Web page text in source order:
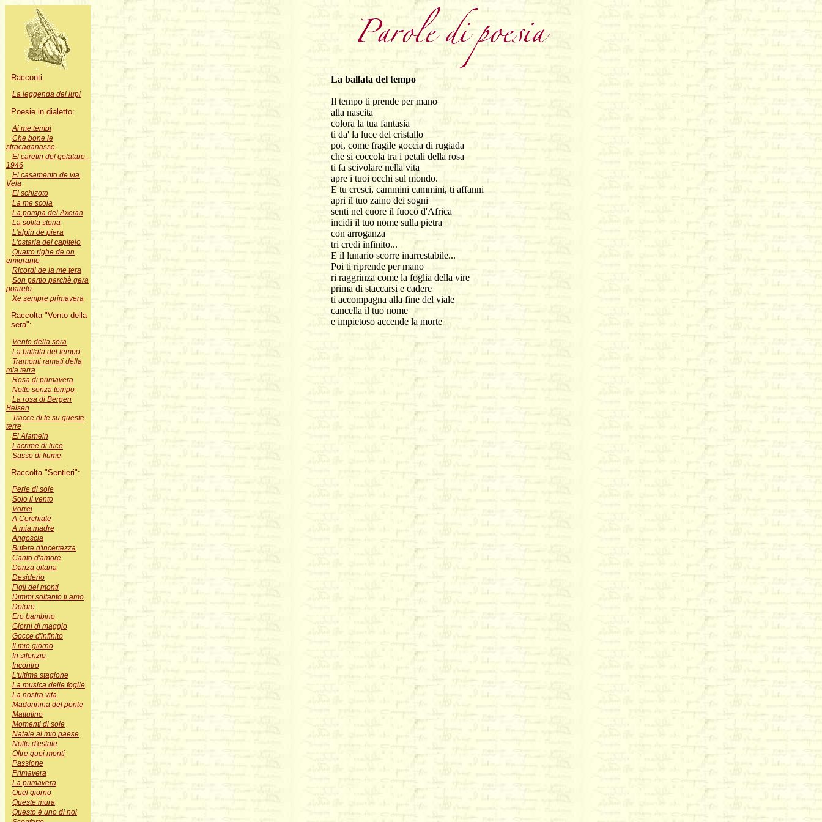
Racconti:
La leggenda dei lupi
Poesie in dialetto:
Ai me tempi
Che bone le
stracaganasse
El caretin del gelataro -
1946
El casamento de via
Vela
El schizoto
La me scola
La pompa del Axeian
La solita storia
L'alpin de piera
L'ostaria del capitelo
Quatro righe de on
emigrante
Ricordi de la me tera
Son partio parchè gera
poareto
Xe sempre primavera
Raccolta "Vento della
sera":
Vento della sera
La ballata del tempo
Tramonti ramati della
mia terra
Rosa di primavera
Notte senza tempo
La rosa di Bergen
Belsen
Tracce di te su queste
terre
El Alamein
Lacrime di luce
Sasso di fiume
Raccolta "Sentieri":
Perle di sole
Solo il vento
Vorrei
A Cerchiate
A mia madre
Angoscia
Bufere d'incertezza
Canto d'amore
Danza gitana
Desiderio
Figli dei monti
Dimmi soltanto ti amo
Dolore
Ero bambino
Giorni di maggio
Gocce d'infinito
Il mio giorno
In silenzio
Incontro
L'ultima stagione
La musica delle foglie
La nostra vita
Madonnina del ponte
Mattutino
Momenti di sole
Natale al mio paese
Notte d'estate
Oltre quei monti
Passione
Primavera
La primavera
Quel giorno
Queste mura
Questo è uno di noi
La ballata del tempo
Il tempo ti prende per mano
alla nascita
colora la tua fantasia
ti da' la luce del cristallo
poi, come fragile goccia di rugiada
che si coccola tra i petali della rosa
ti fa scivolare nella vita
apre i tuoi occhi sul mondo.
E tu cresci, cammini cammini, ti affanni
apri il tuo zaino dei sogni
senti nel cuore il fuoco d'Africa
incidi il tuo nome sulla pietra
con arroganza
tri credi infinito...
E il lunario scorre inarrestabile...
Poi ti riprende per mano
ri raggrinza come la foglia della vire
prima di staccarsi e cadere
ti accompagna alla fine del viale
cancella il tuo nome
e impietoso accende la morte